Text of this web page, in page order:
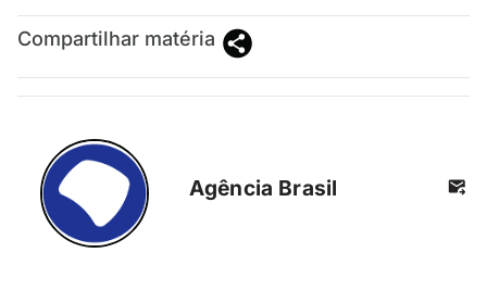
Compartilhar matéria
Agência Brasil